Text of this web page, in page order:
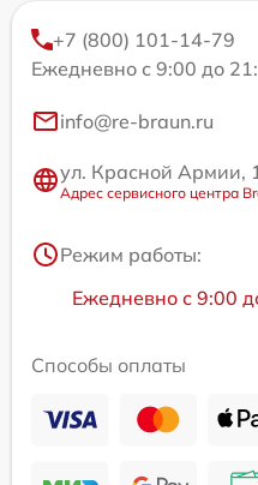
+7 (800) 101-14-79
Ежедневно с 9:00 до
info@re-braun.ru
ул. Красной Армии,
Адрес сервисного центра
Режим работы:
Ежедневно с 9:00
Способы оплаты